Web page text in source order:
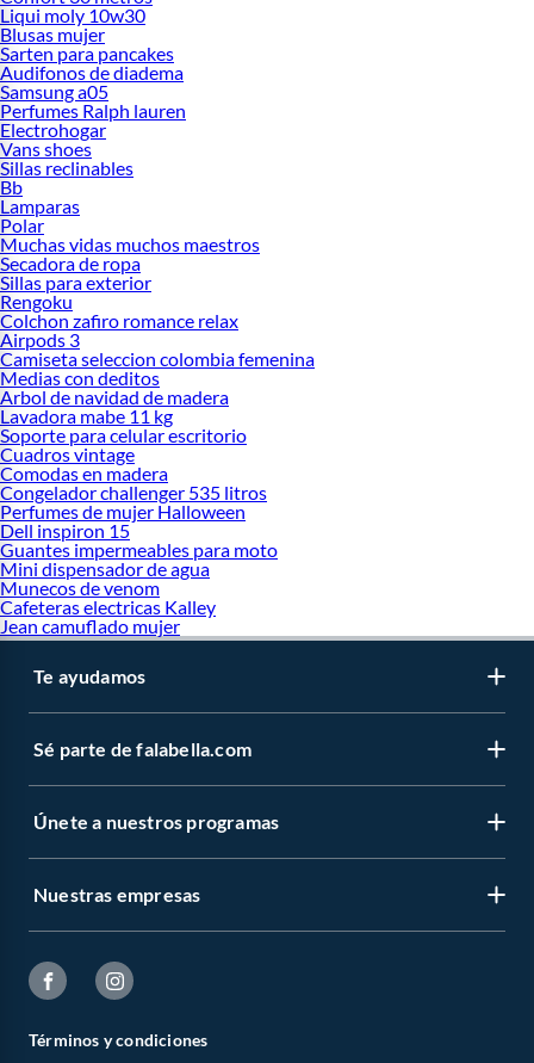
Liqui moly 10w30
Blusas mujer
Sarten para pancakes
Audifonos de diadema
Samsung a05
Perfumes Ralph lauren
Electrohogar
Vans shoes
Sillas reclinables
Bb
Lamparas
Polar
Muchas vidas muchos maestros
Secadora de ropa
Sillas para exterior
Rengoku
Colchon zafiro romance relax
Airpods 3
Camiseta seleccion colombia femenina
Medias con deditos
Arbol de navidad de madera
Lavadora mabe 11 kg
Soporte para celular escritorio
Cuadros vintage
Comodas en madera
Congelador challenger 535 litros
Perfumes de mujer Halloween
Dell inspiron 15
Guantes impermeables para moto
Mini dispensador de agua
Munecos de venom
Cafeteras electricas Kalley
Jean camuflado mujer
Te ayudamos
Sé parte de falabella.com
Únete a nuestros programas
Nuestras empresas
Términos y condiciones